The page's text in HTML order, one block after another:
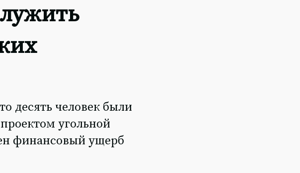
десять человек были
угольной
финансовый ущерб